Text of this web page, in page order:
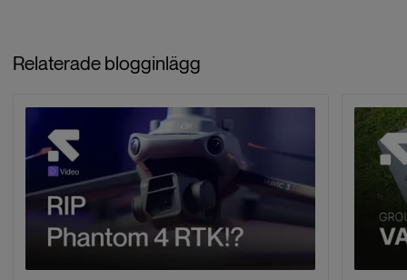
Relaterade blogginlägg